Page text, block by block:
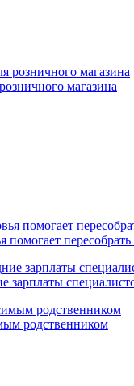
магазина
помогает
зарплаты
родственником